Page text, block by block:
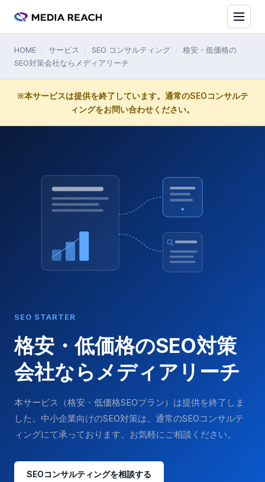
HOME サービス SEO コンサルティング
格安・低価格の
SEO対策会社ならメディアリーチ
※本サービスは提供を終了しています。通常のSEOコンサルテ
ィングをお問い合わせください。
SEO STARTER
格安・低価格のSEO対策
会社ならメディアリーチ
本サービス（格安・低価格SEOプラン）は提供を終了しま
した。中小企業向けのSEO対策は、通常のSEOコンサルテ
ィングにて承っております。お気軽にご相談ください。
SEOコンサルティングを相談する